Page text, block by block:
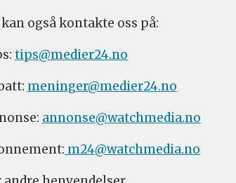
også kontakte oss på:
tips@medier24.no
meninger@medier24.no
annonse@watchmedia.no
m24@watchmedia.no